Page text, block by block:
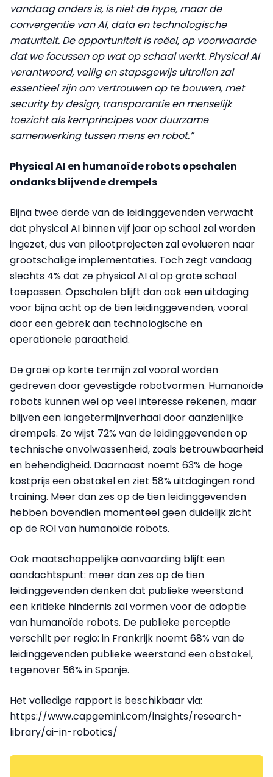
vandaag anders is, is niet de hype, maar de
convergentie van AI, data en technologische
maturiteit. De opportuniteit is reëel, op voorwaarde
dat we focussen op wat op schaal werkt. Physical AI
verantwoord, veilig en stapsgewijs uitrollen zal
essentieel zijn om vertrouwen op te bouwen, met
security by design, transparantie en menselijk
toezicht als kernprincipes voor duurzame
samenwerking tussen mens en robot.”
Physical AI en humanoïde robots opschalen
ondanks blijvende drempels
Bijna twee derde van de leidinggevenden verwacht
dat physical AI binnen vijf jaar op schaal zal worden
ingezet, dus van pilootprojecten zal evolueren naar
grootschalige implementaties. Toch zegt vandaag
slechts 4% dat ze physical AI al op grote schaal
toepassen. Opschalen blijft dan ook een uitdaging
voor bijna acht op de tien leidinggevenden, vooral
door een gebrek aan technologische en
operationele paraatheid.
De groei op korte termijn zal vooral worden
gedreven door gevestigde robotvormen. Humanoïde
robots kunnen wel op veel interesse rekenen, maar
blijven een langetermijnverhaal door aanzienlijke
drempels. Zo wijst 72% van de leidinggevenden op
technische onvolwassenheid, zoals betrouwbaarheid
en behendigheid. Daarnaast noemt 63% de hoge
kostprijs een obstakel en ziet 58% uitdagingen rond
training. Meer dan zes op de tien leidinggevenden
hebben bovendien momenteel geen duidelijk zicht
op de ROI van humanoïde robots.
Ook maatschappelijke aanvaarding blijft een
aandachtspunt: meer dan zes op de tien
leidinggevenden denken dat publieke weerstand
een kritieke hindernis zal vormen voor de adoptie
van humanoïde robots. De publieke perceptie
verschilt per regio: in Frankrijk noemt 68% van de
leidinggevenden publieke weerstand een obstakel,
tegenover 56% in Spanje.
Het volledige rapport is beschikbaar via:
https://www.capgemini.com/insights/research-
library/ai-in-robotics/